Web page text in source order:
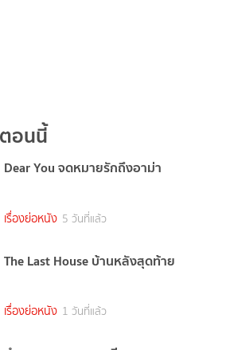
อนนี้
Dear You จดหมายรักถึงอาม่า
เรื่องย่อหนัง 5 วันที่แล้ว
The Last House บ้านหลังสุดท้าย
เรื่องย่อหนัง 1 วันที่แล้ว